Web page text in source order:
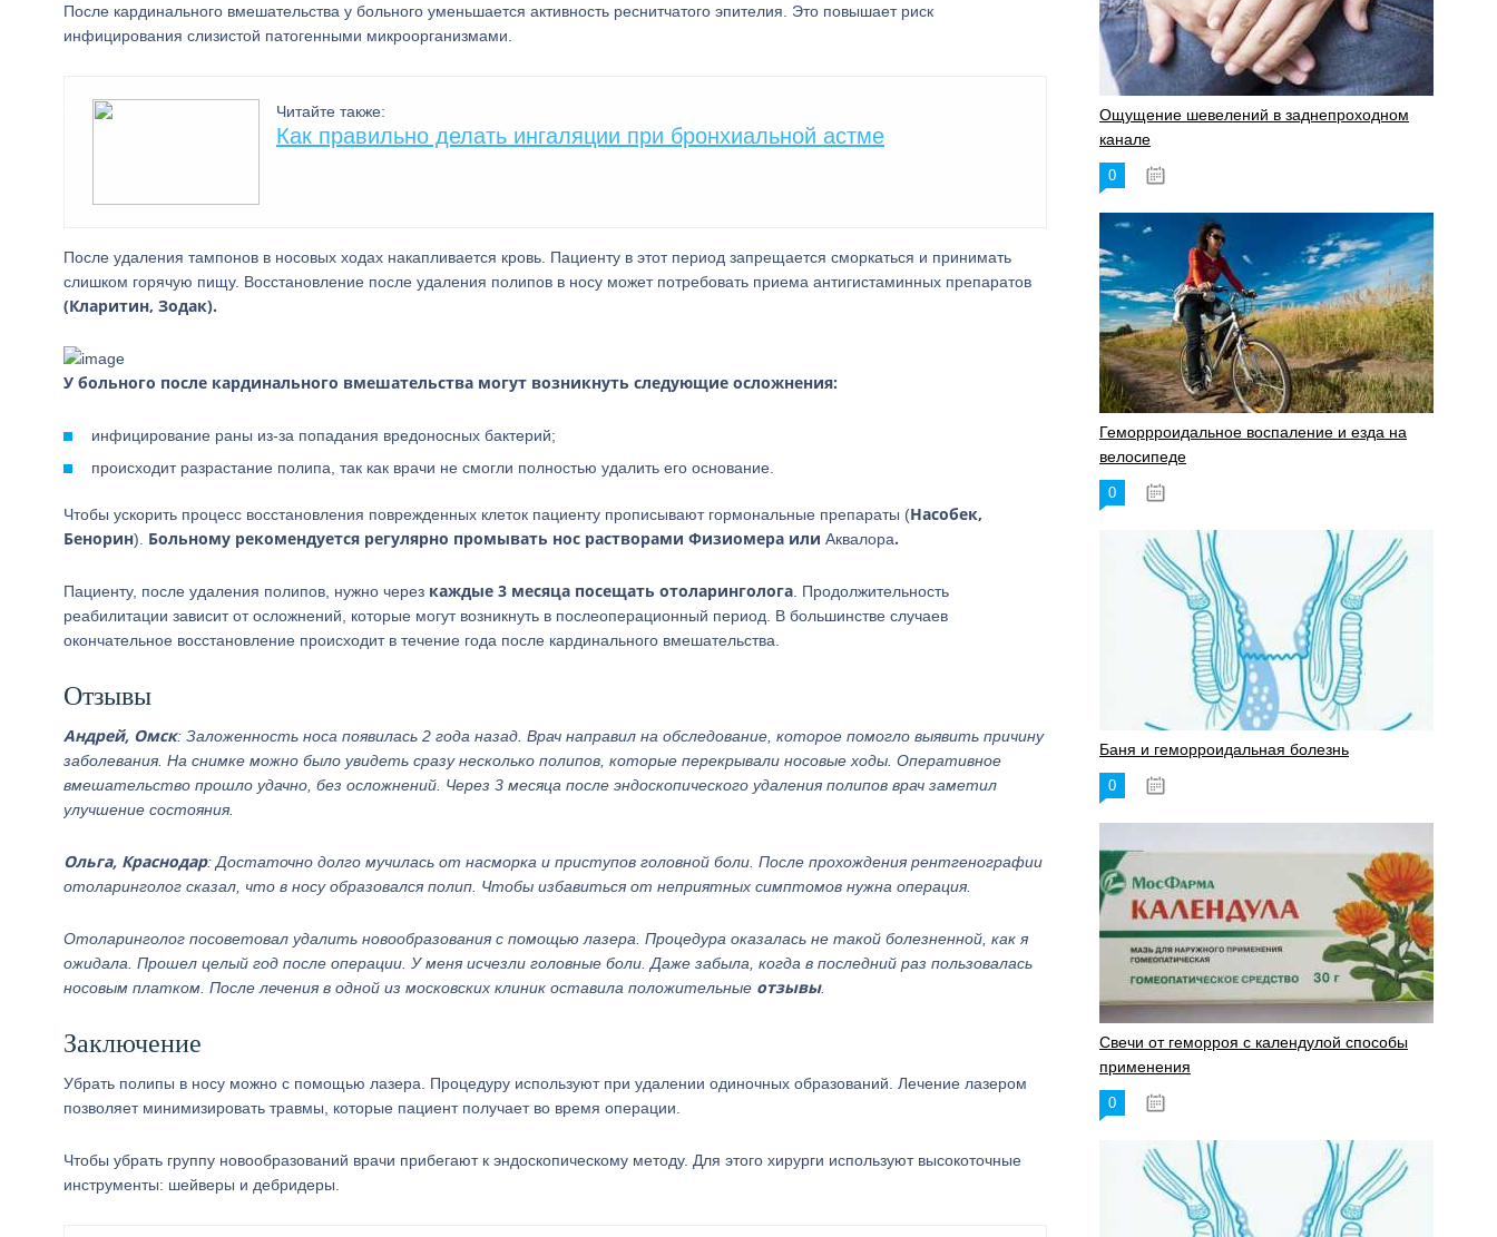
После кардинального вмешательства у больного уменьшается активность реснитчатого эпителия. Это повышает риск
инфицирования слизистой патогенными микроорганизмами.
Читайте также:
Как правильно делать ингаляции при бронхиальной астме
После удаления тампонов в носовых ходах накапливается кровь. Пациенту в этот период запрещается сморкаться и принимать
слишком горячую пищу. Восстановление после удаления полипов в носу может потребовать приема антигистаминных препаратов
(Кларитин, Зодак).
У больного после кардинального вмешательства могут возникнуть следующие осложнения:
инфицирование раны из-за попадания вредоносных бактерий;
происходит разрастание полипа, так как врачи не смогли полностью удалить его основание.
Чтобы ускорить процесс восстановления поврежденных клеток пациенту прописывают гормональные препараты (Насобек,
Бенорин). Больному рекомендуется регулярно промывать нос растворами Физиомера или Аквалора.
Пациенту, после удаления полипов, нужно через каждые 3 месяца посещать отоларинголога . Продолжительность
реабилитации зависит от осложнений, которые могут возникнуть в послеоперационный период. В большинстве случаев
окончательное восстановление происходит в течение года после кардинального вмешательства.
Отзывы
Андрей, Омск: Заложенность носа появилась 2 года назад. Врач направил на обследование, которое помогло выявить причину
заболевания. На снимке можно было увидеть сразу несколько полипов, которые перекрывали носовые ходы. Оперативное
вмешательство прошло удачно, без осложнений. Через 3 месяца после эндоскопического удаления полипов врач заметил
улучшение состояния.
Ольга, Краснодар: Достаточно долго мучилась от насморка и приступов головной боли. После прохождения рентгенографии
отоларинголог сказал, что в носу образовался полип. Чтобы избавиться от неприятных симптомов нужна операция.
Отоларинголог посоветовал удалить новообразования с помощью лазера. Процедура оказалась не такой болезненной, как я
ожидала. Прошел целый год после операции. У меня исчезли головные боли. Даже забыла, когда в последний раз пользовалась
носовым платком. После лечения в одной из московских клиник оставила положительные отзывы.
Заключение
Убрать полипы в носу можно с помощью лазера. Процедуру используют при удалении одиночных образований. Лечение лазером
позволяет минимизировать травмы, которые пациент получает во время операции.
Чтобы убрать группу новообразований врачи прибегают к эндоскопическому методу. Для этого хирурги используют высокоточные
инструменты: шейверы и дебридеры.
Ощущение шевелений в заднепроходном
канале
0
Геморрроидальное воспаление и езда на
велосипеде
0
Баня и геморроидальная болезнь
0
Свечи от геморроя с календулой способы
применения
0